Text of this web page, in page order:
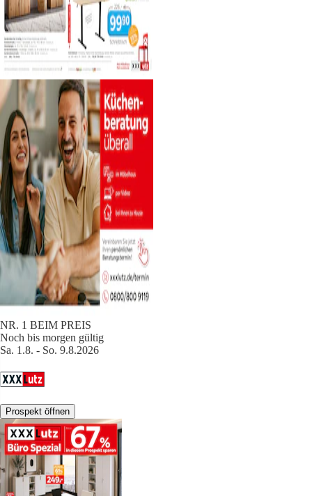
NR. 1 BEIM PREIS
Noch bis morgen gültig
Sa. 1.8. - So. 9.8.2026
Prospekt öffnen